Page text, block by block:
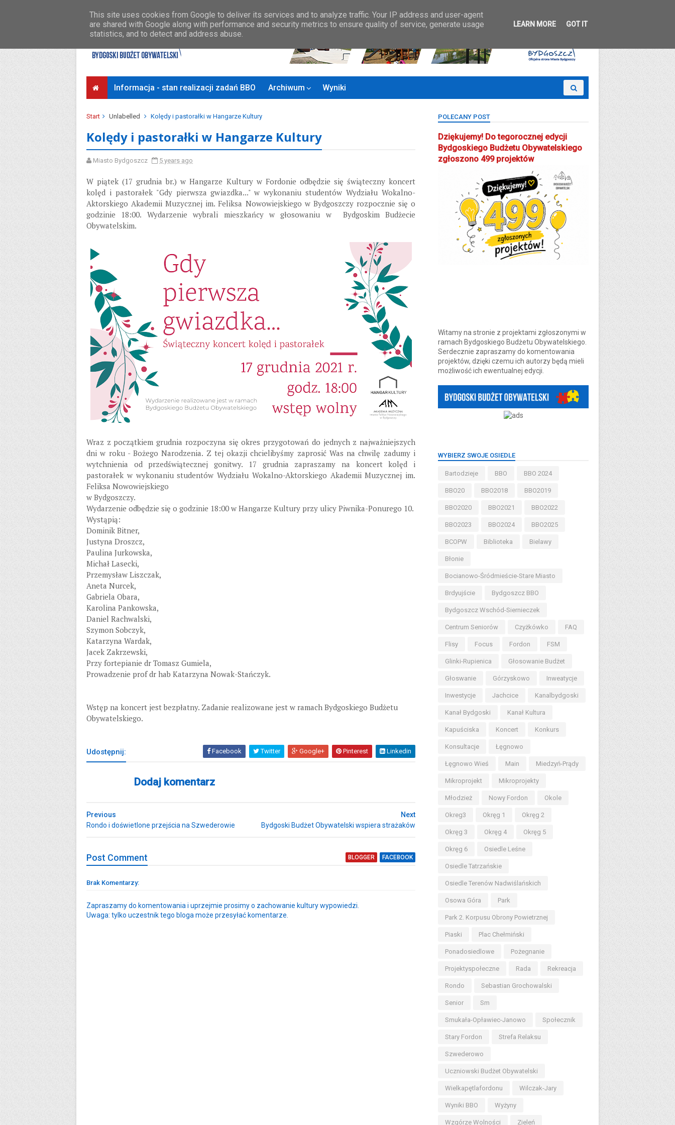
Informacja - stan realizacji zadań BBO Archiwum Wyniki
Start Unlabelled Kolędy i pastorałki w Hangarze Kultury
Kolędy i pastorałki w Hangarze Kultury
Miasto Bydgoszcz 5 years ago
W piątek (17 grudnia br.) w Hangarze Kultury w Fordonie odbędzie się świąteczny koncert
kolęd i pastorałek "Gdy pierwsza gwiazdka..." w wykonaniu studentów Wydziału Wokalno-
Aktorskiego Akademii Muzycznej im. Feliksa Nowowiejskiego w Bydgoszczy rozpocznie się o
godzinie 18:00. Wydarzenie wybrali mieszkańcy w głosowaniu w Bydgoskim Budżecie
Obywatelskim.
Wraz z początkiem grudnia rozpoczyna się okres przygotowań do jednych z najważniejszych
dni w roku - Bożego Narodzenia. Z tej okazji chcielibyśmy zaprosić Was na chwilę zadumy i
wytchnienia od przedświątecznej gonitwy. 17 grudnia zapraszamy na koncert kolęd i
pastorałek w wykonaniu studentów Wydziału Wokalno-Aktorskiego Akademii Muzycznej im.
Feliksa Nowowiejskiego
w Bydgoszczy.
Wydarzenie odbędzie się o godzinie 18:00 w Hangarze Kultury przy ulicy Piwnika-Ponurego 10.
Wystąpią:
Dominik Bitner,
Justyna Droszcz,
Paulina Jurkowska,
Michał Lasecki,
Przemysław Liszczak,
Aneta Nurcek,
Gabriela Obara,
Karolina Pankowska,
Daniel Rachwalski,
Szymon Sobczyk,
Katarzyna Wardak,
Jacek Zakrzewski,
Przy fortepianie dr Tomasz Gumiela,
Prowadzenie prof dr hab Katarzyna Nowak-Stańczyk.
Wstęp na koncert jest bezpłatny. Zadanie realizowane jest w ramach Bydgoskiego Budżetu
Obywatelskiego.
Udostępnij: Facebook Twitter Google+ Pinterest Linkedin
Dodaj komentarz
Next
Bydgoski Budżet Obywatelski wspiera strażaków
Previous
Rondo i doświetlone przejścia na Szwederowie
Post Comment BLOGGER FACEBOOK
Brak Komentarzy:
Zapraszamy do komentowania i uprzejmie prosimy o zachowanie kultury wypowiedzi.
Uwaga: tylko uczestnik tego bloga może przesyłać komentarze.
POLECANY POST
Dziękujemy! Do tegorocznej edycji
Bydgoskiego Budżetu Obywatelskiego
zgłoszono 499 projektów
Witamy na stronie z projektami zgłoszonymi w
ramach Bydgoskiego Budżetu Obywatelskiego.
Serdecznie zapraszamy do komentowania
projektów, dzięki czemu ich autorzy będą mieli
możliwość ich ewentualnej edycji.
WYBIERZ SWOJE OSIEDLE
Bartodzieje BBO BBO 2024
BBO20 BBO2018 BBO2019
BBO2020 BBO2021 BBO2022
BBO2023 BBO2024 BBO2025
BCOPW Biblioteka Bielawy
Błonie
Bocianowo-Śródmieście-Stare Miasto
Brdyujście Bydgoszcz BBO
Bydgoszcz Wschód-Siernieczek
Centrum Seniorów Czyżkówko FAQ
Flisy Focus Fordon FSM
Glinki-Rupienica Głosowanie Budżet
Głoswanie Górzyskowo Inweatycje
Inwestycje Jachcice Kanalbydgoski
Kanał Bydgoski Kanał Kultura
Kapuściska Koncert Konkurs
Konsultacje Łęgnowo
Łęgnowo Wieś Main Miedzyń-Prądy
Mikroprojekt Mikroprojekty
Młodzież Nowy Fordon Okole
Okreg3 Okręg 1 Okręg 2
Okręg 3 Okręg 4 Okręg 5
Okręg 6 Osiedle Leśne
Osiedle Tatrzańskie
Osiedle Terenów Nadwiślańskich
Osowa Góra Park
Park 2. Korpusu Obrony Powietrznej
Piaski Plac Chełmiński
Ponadosiedlowe Pożegnanie
Projektyspołeczne Rada Rekreacja
Rondo Sebastian Grochowalski
Senior Sm
Smukała-Opławiec-Janowo Społecznik
Stary Fordon Strefa Relaksu
Szwederowo
Uczniowski Budżet Obywatelski
Wielkapętlafordonu Wilczak-Jary
Wyniki BBO Wyżyny
Wzgórze Wolności Zieleń
This site uses cookies from Google to deliver its services and to analyze traffic. Your IP address and user-agent
are shared with Google along with performance and security metrics to ensure quality of service, generate usage
statistics, and to detect and address abuse.
LEARN MORE GOT IT